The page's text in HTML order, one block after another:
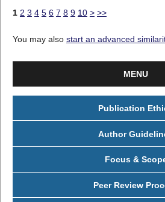
1 2 3 4 5 6 7 8 9 10 > >>
You may also start an advanced
MENU
Publication
Author
Focus &
Peer Review